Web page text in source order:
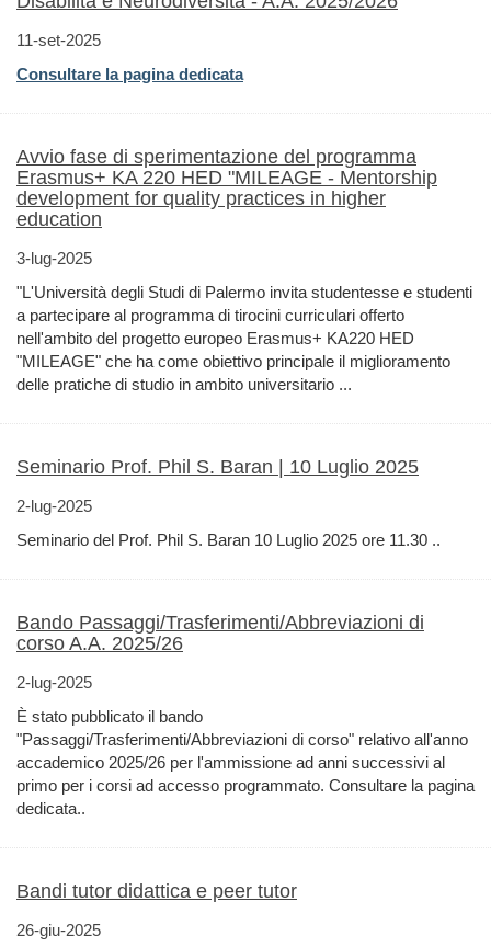
11-set-2025
Consultare la pagina dedicata
Avvio fase di sperimentazione del programma
Erasmus+ KA 220 HED "MILEAGE - Mentorship
development for quality practices in higher
education
3-lug-2025
"L'Università degli Studi di Palermo invita studentesse e studenti
a partecipare al programma di tirocini curriculari offerto
nell'ambito del progetto europeo Erasmus+ KA220 HED
"MILEAGE" che ha come obiettivo principale il miglioramento
delle pratiche di studio in ambito universitario ...
Seminario Prof. Phil S. Baran | 10 Luglio 2025
2-lug-2025
Seminario del Prof. Phil S. Baran 10 Luglio 2025 ore 11.30 ..
Bando Passaggi/Trasferimenti/Abbreviazioni di
corso A.A. 2025/26
2-lug-2025
È stato pubblicato il bando
"Passaggi/Trasferimenti/Abbreviazioni di corso" relativo all'anno
accademico 2025/26 per l'ammissione ad anni successivi al
primo per i corsi ad accesso programmato. Consultare la pagina
dedicata..
Bandi tutor didattica e peer tutor
26-giu-2025